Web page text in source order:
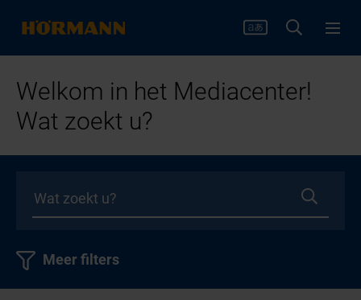
Welkom in het Mediacenter!
Wat zoekt u?
Meer filters